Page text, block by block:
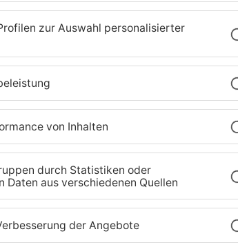
des Faulbacher
soll
werden